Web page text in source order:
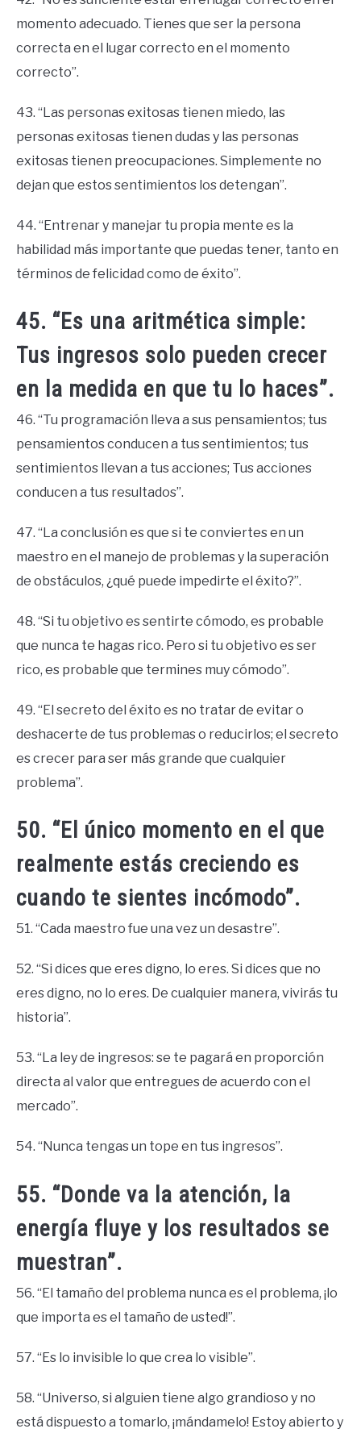
momento adecuado. Tienes que ser la persona
correcta en el lugar correcto en el momento
correcto”.
43. “Las personas exitosas tienen miedo, las
personas exitosas tienen dudas y las personas
exitosas tienen preocupaciones. Simplemente no
dejan que estos sentimientos los detengan”.
44. “Entrenar y manejar tu propia mente es la
habilidad más importante que puedas tener, tanto en
términos de felicidad como de éxito”.
45. “Es una aritmética simple:
Tus ingresos solo pueden crecer
en la medida en que tu lo haces”.
46. “Tu programación lleva a sus pensamientos; tus
pensamientos conducen a tus sentimientos; tus
sentimientos llevan a tus acciones; Tus acciones
conducen a tus resultados”.
47. “La conclusión es que si te conviertes en un
maestro en el manejo de problemas y la superación
de obstáculos, ¿qué puede impedirte el éxito?”.
48. “Si tu objetivo es sentirte cómodo, es probable
que nunca te hagas rico. Pero si tu objetivo es ser
rico, es probable que termines muy cómodo”.
49. “El secreto del éxito es no tratar de evitar o
deshacerte de tus problemas o reducirlos; el secreto
es crecer para ser más grande que cualquier
problema”.
50. “El único momento en el que
realmente estás creciendo es
cuando te sientes incómodo”.
51. “Cada maestro fue una vez un desastre”.
52. “Si dices que eres digno, lo eres. Si dices que no
eres digno, no lo eres. De cualquier manera, vivirás tu
historia”.
53. “La ley de ingresos: se te pagará en proporción
directa al valor que entregues de acuerdo con el
mercado”.
54. “Nunca tengas un tope en tus ingresos”.
55. “Donde va la atención, la
energía fluye y los resultados se
muestran”.
56. “El tamaño del problema nunca es el problema, ¡lo
que importa es el tamaño de usted!”.
57. “Es lo invisible lo que crea lo visible”.
58. “Universo, si alguien tiene algo grandioso y no
está dispuesto a tomarlo, ¡mándamelo! Estoy abierto y